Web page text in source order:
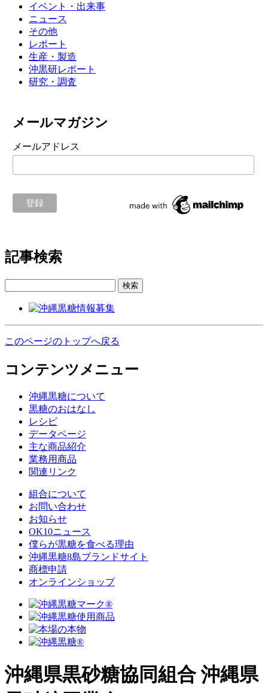
イベント・出来事
ニュース
その他
レポート
生産・製造
沖黒研レポート
研究・調査
メールマガジン
メールアドレス
記事検索
検索
このページのトップへ戻る
コンテンツメニュー
沖縄黒糖について
黒糖のおはなし
レシピ
データページ
主な商品紹介
業務用商品
関連リンク
組合について
お問い合わせ
お知らせ
OK10ニュース
僕らが黒糖を食べる理由
沖縄黒糖8島ブランドサイト
商標申請
オンラインショップ
沖縄県黒砂糖協同組合 沖縄県